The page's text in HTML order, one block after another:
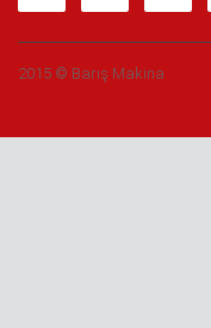
2015 © Barış Makina